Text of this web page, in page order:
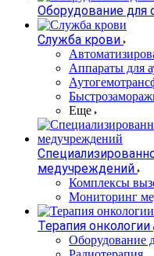
Оборудование для
Служба крови
Аппараты для
Еще
медучреждений
Комплексы
Мониторинг
Терапия онкологии
Оборудование